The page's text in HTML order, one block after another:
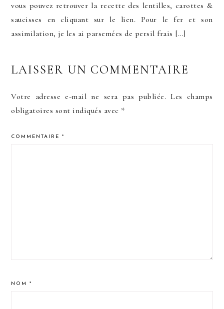
vous pouvez retrouver la recette des lentilles, carottes &
saucisses en cliquant sur le lien. Pour le fer et son
assimilation, je les ai parsemées de persil frais […]
LAISSER UN COMMENTAIRE
Votre adresse e-mail ne sera pas publiée. Les champs
obligatoires sont indiqués avec *
COMMENTAIRE*
NOM*